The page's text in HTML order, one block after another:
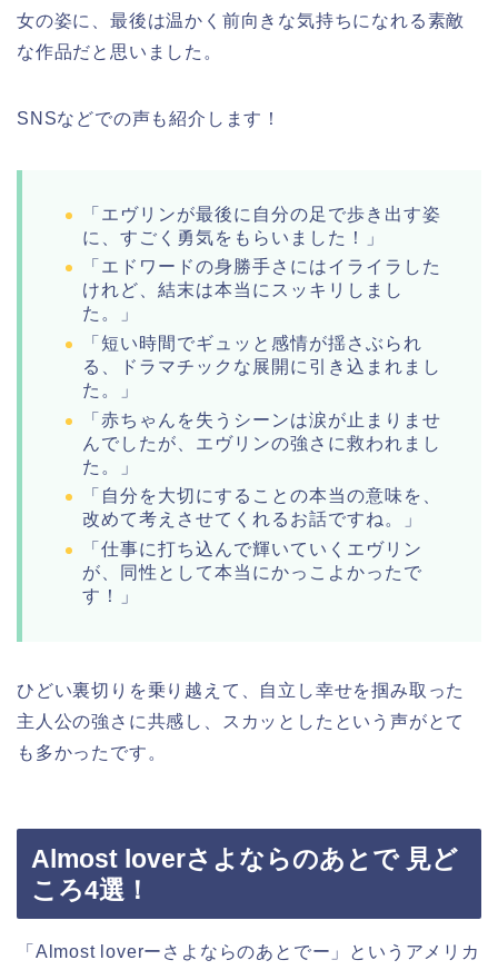
女の姿に、最後は温かく前向きな気持ちになれる素敵
な作品だと思いました。
SNSなどでの声も紹介します！
「エヴリンが最後に自分の足で歩き出す姿
に、すごく勇気をもらいました！」
「エドワードの身勝手さにはイライラした
けれど、結末は本当にスッキリしまし
た。」
「短い時間でギュッと感情が揺さぶられ
る、ドラマチックな展開に引き込まれまし
た。」
「赤ちゃんを失うシーンは涙が止まりませ
んでしたが、エヴリンの強さに救われまし
た。」
「自分を大切にすることの本当の意味を、
改めて考えさせてくれるお話ですね。」
「仕事に打ち込んで輝いていくエヴリン
が、同性として本当にかっこよかったで
す！」
ひどい裏切りを乗り越えて、自立し幸せを掴み取った
主人公の強さに共感し、スカッとしたという声がとて
も多かったです。
Almost loverさよならのあとで 見ど
ころ4選！
「Almost loverーさよならのあとでー」というアメリカ